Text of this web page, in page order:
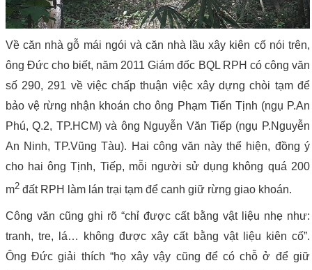
Về căn nhà gỗ mái ngói và căn nhà lầu xây kiên cố nói trên,
ông Đức cho biết, năm 2011 Giám đốc BQL RPH có công văn
số 290, 291 về việc chấp thuận việc xây dựng chòi tạm để
bảo vệ rừng nhận khoán cho ông Phạm Tiến Tịnh (ngụ P.An
Phú, Q.2, TP.HCM) và ông Nguyễn Văn Tiếp (ngụ P.Nguyễn
An Ninh, TP.Vũng Tàu). Hai công văn này thể hiện, đồng ý
cho hai ông Tịnh, Tiếp, mỗi người sử dụng không quá 200
m2 đất RPH làm lán trại tạm để canh giữ rừng giao khoán.
Công văn cũng ghi rõ “chỉ được cất bằng vật liệu nhẹ như:
tranh, tre, lá… không được xây cất bằng vật liệu kiên cố”.
Ông Đức giải thích “họ xây vậy cũng để có chỗ ở để giữ